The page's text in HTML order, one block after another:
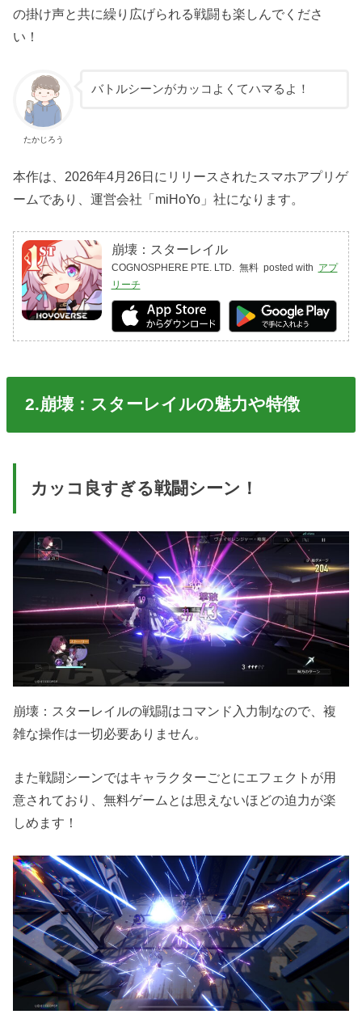
の掛け声と共に繰り広げられる戦闘も楽しんでくださ
い！
たかじろう
バトルシーンがカッコよくてハマるよ！
本作は、2026年4月26日にリリースされたスマホアプリゲ
ームであり、運営会社「miHoYo」社になります。
崩壊：スターレイル
COGNOSPHERE PTE. LTD. 無料 posted with アプ
リーチ
2.崩壊：スターレイルの魅力や特徴
カッコ良すぎる戦闘シーン！
崩壊：スターレイルの戦闘はコマンド入力制なので、複
雑な操作は一切必要ありません。
また戦闘シーンではキャラクターごとにエフェクトが用
意されており、無料ゲームとは思えないほどの迫力が楽
しめます！